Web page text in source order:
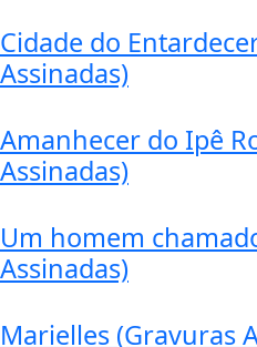
Cidade do
Assinadas)
Amanhecer do Ipê
Assinadas)
Um homem
Assinadas)
Marielles (Gravuras